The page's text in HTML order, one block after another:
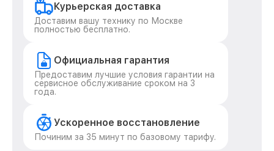
Курьерская доставка
Доставим вашу технику по Москве
полностью бесплатно.
Официальная гарантия
Предоставим лучшие условия гарантии на
сервисное обслуживание сроком на 3
года.
Ускоренное восстановление
Починим за 35 минут по базовому тарифу.